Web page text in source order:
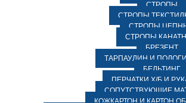
СТРОПЫ
СТРОПЫ
СТРОПЫ
СТРОПЫ
БРЕЗЕНТ
ТАРПАУЛИН И
БЕЛЬТИНГ
ПЕРЧАТКИ Х/Б И
СОПУТСТВУЮЩИЕ
КОЖКАРТОН И КАРТОН